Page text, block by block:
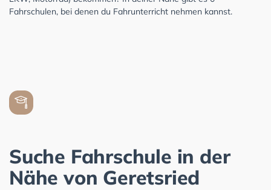
Fahrschulen, bei denen du Fahrunterricht nehmen kannst.
Suche Fahrschule in der
Nähe von Geretsried